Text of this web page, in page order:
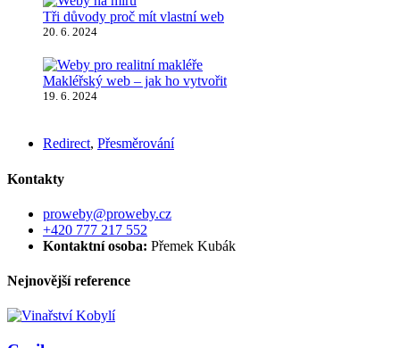
Tři důvody proč mít vlastní web
20. 6. 2024
Makléřský web – jak ho vytvořit
19. 6. 2024
Redirect, Přesměrování
Kontakty
proweby@proweby.cz
+420 777 217 552
Kontaktní osoba: Přemek Kubák
Nejnovější reference